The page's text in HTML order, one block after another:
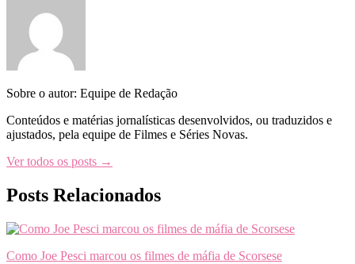
Sobre o autor: Equipe de Redação
Conteúdos e matérias jornalísticas desenvolvidos, ou traduzidos e
ajustados, pela equipe de Filmes e Séries Novas.
Ver todos os posts →
Posts Relacionados
Como Joe Pesci marcou os filmes de máfia de Scorsese